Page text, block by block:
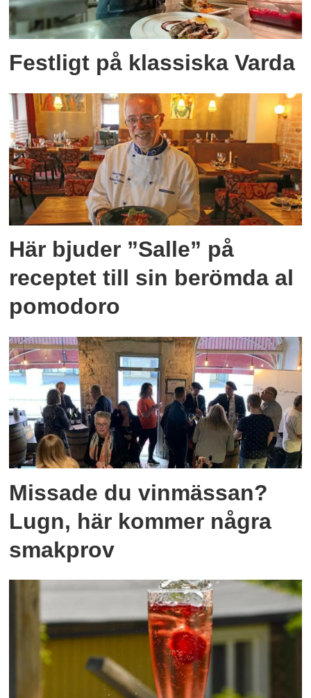
Festligt på klassiska Varda
Här bjuder ”Salle” på
receptet till sin berömda al
pomodoro
Missade du vinmässan?
Lugn, här kommer några
smakprov